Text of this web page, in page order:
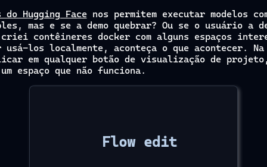
do Hugging Facenos permitem executar modelos
mas e se a demo quebrar? Ou se o usuário a
contêineres docker com alguns espaços
usá-los localmente, aconteça o que acontecer. Na
em qualquer botão de visualização de
espaço que não funciona.
Flow edit